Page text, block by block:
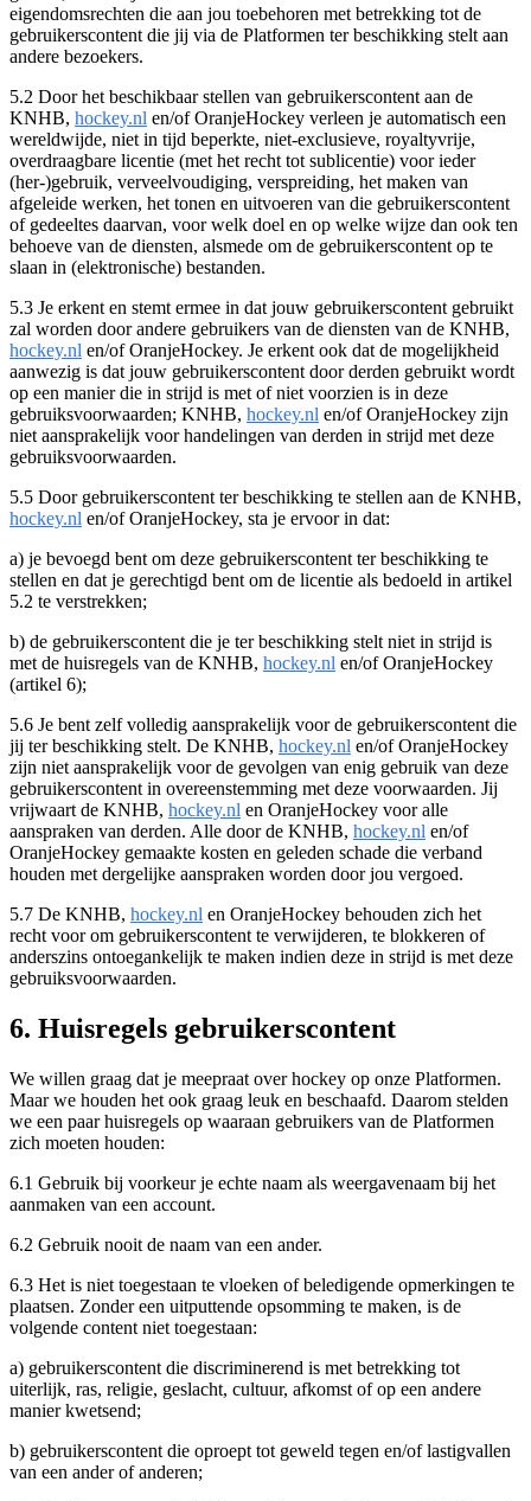
eigendomsrechten die aan jou toebehoren met betrekking tot de
gebruikerscontent die jij via de Platformen ter beschikking stelt aan
andere bezoekers.
5.2 Door het beschikbaar stellen van gebruikerscontent aan de
KNHB, hockey.nl en/of OranjeHockey verleen je automatisch een
wereldwijde, niet in tijd beperkte, niet-exclusieve, royaltyvrije,
overdraagbare licentie (met het recht tot sublicentie) voor ieder
(her-)gebruik, verveelvoudiging, verspreiding, het maken van
afgeleide werken, het tonen en uitvoeren van die gebruikerscontent
of gedeeltes daarvan, voor welk doel en op welke wijze dan ook ten
behoeve van de diensten, alsmede om de gebruikerscontent op te
slaan in (elektronische) bestanden.
5.3 Je erkent en stemt ermee in dat jouw gebruikerscontent gebruikt
zal worden door andere gebruikers van de diensten van de KNHB,
hockey.nl en/of OranjeHockey. Je erkent ook dat de mogelijkheid
aanwezig is dat jouw gebruikerscontent door derden gebruikt wordt
op een manier die in strijd is met of niet voorzien is in deze
gebruiksvoorwaarden; KNHB, hockey.nl en/of OranjeHockey zijn
niet aansprakelijk voor handelingen van derden in strijd met deze
gebruiksvoorwaarden.
5.5 Door gebruikerscontent ter beschikking te stellen aan de KNHB,
hockey.nl en/of OranjeHockey, sta je ervoor in dat:
a) je bevoegd bent om deze gebruikerscontent ter beschikking te
stellen en dat je gerechtigd bent om de licentie als bedoeld in artikel
5.2 te verstrekken;
b) de gebruikerscontent die je ter beschikking stelt niet in strijd is
met de huisregels van de KNHB, hockey.nl en/of OranjeHockey
(artikel 6);
5.6 Je bent zelf volledig aansprakelijk voor de gebruikerscontent die
jij ter beschikking stelt. De KNHB, hockey.nl en/of OranjeHockey
zijn niet aansprakelijk voor de gevolgen van enig gebruik van deze
gebruikerscontent in overeenstemming met deze voorwaarden. Jij
vrijwaart de KNHB, hockey.nl en OranjeHockey voor alle
aanspraken van derden. Alle door de KNHB, hockey.nl en/of
OranjeHockey gemaakte kosten en geleden schade die verband
houden met dergelijke aanspraken worden door jou vergoed.
5.7 De KNHB, hockey.nl en OranjeHockey behouden zich het
recht voor om gebruikerscontent te verwijderen, te blokkeren of
anderszins ontoegankelijk te maken indien deze in strijd is met deze
gebruiksvoorwaarden.
6. Huisregels gebruikerscontent
We willen graag dat je meepraat over hockey op onze Platformen.
Maar we houden het ook graag leuk en beschaafd. Daarom stelden
we een paar huisregels op waaraan gebruikers van de Platformen
zich moeten houden:
6.1 Gebruik bij voorkeur je echte naam als weergavenaam bij het
aanmaken van een account.
6.2 Gebruik nooit de naam van een ander.
6.3 Het is niet toegestaan te vloeken of beledigende opmerkingen te
plaatsen. Zonder een uitputtende opsomming te maken, is de
volgende content niet toegestaan:
a) gebruikerscontent die discriminerend is met betrekking tot
uiterlijk, ras, religie, geslacht, cultuur, afkomst of op een andere
manier kwetsend;
b) gebruikerscontent die oproept tot geweld tegen en/of lastigvallen
van een ander of anderen;